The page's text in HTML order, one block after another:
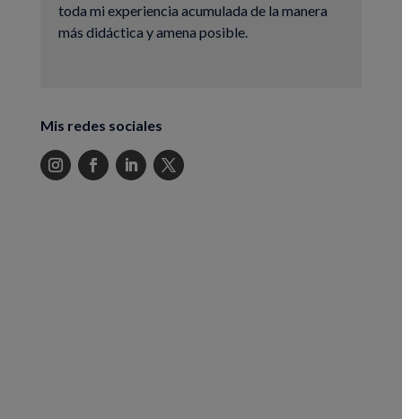
toda mi experiencia acumulada de la manera
más didáctica y amena posible.
Mis redes sociales